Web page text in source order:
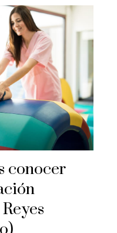
conocer